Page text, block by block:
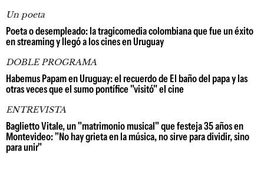
Un poeta
Poeta o desempleado: la tragicomedia colombiana que fue un éxito
en streaming y llegó a los cines en Uruguay
DOBLE PROGRAMA
Habemus Papam en Uruguay: el recuerdo de El baño del papa y las
otras veces que el sumo pontífice "visitó" el cine
ENTREVISTA
Baglietto Vitale, un "matrimonio musical" que festeja 35 años en
Montevideo: "No hay grieta en la música, no sirve para dividir, sino
para unir"